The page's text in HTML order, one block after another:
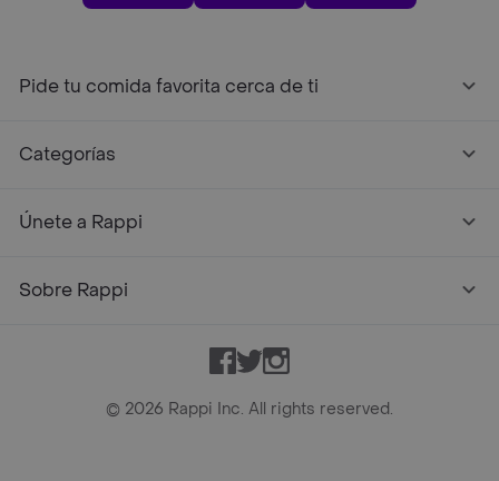
Pide tu comida favorita cerca de ti
Categorías
Únete a Rappi
Sobre Rappi
Facebook
TwitterInstagram
© 2026 Rappi Inc. All rights reserved.